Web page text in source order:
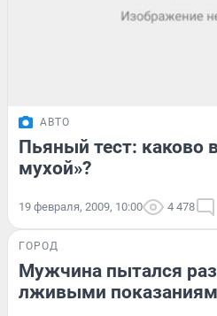
АВТО
Пьяный тест: каково
мухой»?
19 февраля, 2009, 10:00 4 478
ГОРОД
Мужчина пытался
лживыми